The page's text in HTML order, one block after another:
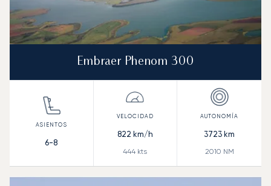
Embraer Phenom 300
6-8
822 km/h
444 kts
3723 km
2010 NM